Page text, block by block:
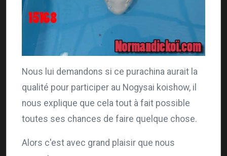
Nous lui demandons si ce purachina aurait la
qualité pour participer au Nogysai koishow, il
nous explique que cela tout à fait possible
toutes ses chances de faire quelque chose.
Alors c'est avec grand plaisir que nous